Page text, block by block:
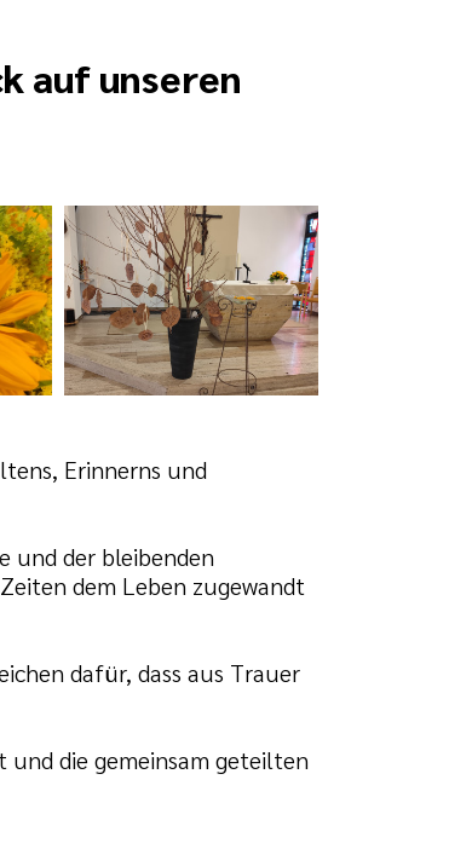
auf unseren
Erinnerns und
und der bleibenden
dem Leben zugewandt
dafür, dass aus Trauer
und die gemeinsam geteilten